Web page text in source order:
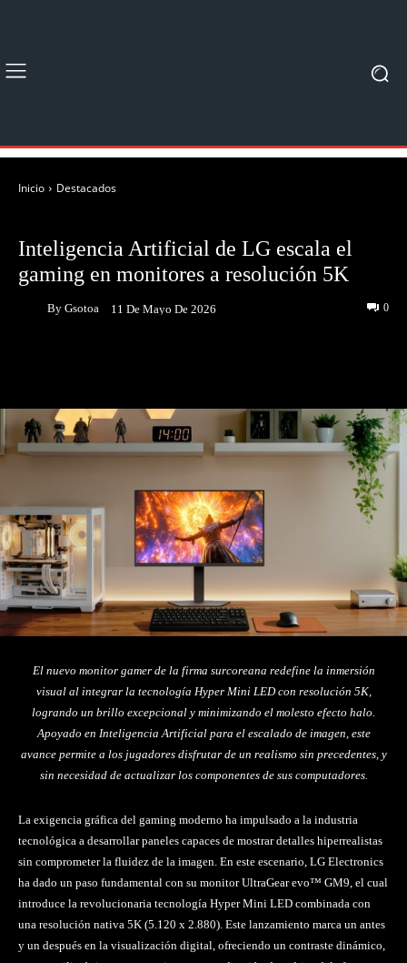
Inicio Destacados
Inteligencia Artificial de LG escala el
gaming en monitores a resolución 5K
By Gsotoa 11 De Mayo De 2026 0
El nuevo monitor gamer de la firma surcoreana redefine la inmersión
visual al integrar la tecnología Hyper Mini LED con resolución 5K,
logrando un brillo excepcional y minimizando el molesto efecto halo.
Apoyado en Inteligencia Artificial para el escalado de imagen, este
avance permite a los jugadores disfrutar de un realismo sin precedentes, y
sin necesidad de actualizar los componentes de sus computadores.
La exigencia gráfica del gaming moderno ha impulsado a la industria
tecnológica a desarrollar paneles capaces de mostrar detalles hiperrealistas
sin comprometer la fluidez de la imagen. En este escenario, LG Electronics
ha dado un paso fundamental con su monitor UltraGear evo™ GM9, el cual
introduce la revolucionaria tecnología Hyper Mini LED combinada con
una resolución nativa 5K (5.120 x 2.880). Este lanzamiento marca un antes
y un después en la visualización digital, ofreciendo un contraste dinámico,